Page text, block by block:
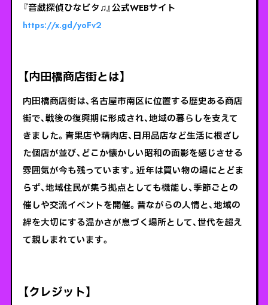
『音戯探偵ひなビタ♫』公式WEBサイト
https://x.gd/yoFv2
【内田橋商店街とは】
内田橋商店街は、名古屋市南区に位置する歴史ある商店
街で、戦後の復興期に形成され、地域の暮らしを支えて
きました。青果店や精肉店、日用品店など生活に根ざし
た個店が並び、どこか懐かしい昭和の面影を感じさせる
雰囲気が今も残っています。近年は買い物の場にとどま
らず、地域住民が集う拠点としても機能し、季節ごとの
催しや交流イベントを開催。昔ながらの人情と、地域の
絆を大切にする温かさが息づく場所として、世代を超え
て親しまれています。
【クレジット】